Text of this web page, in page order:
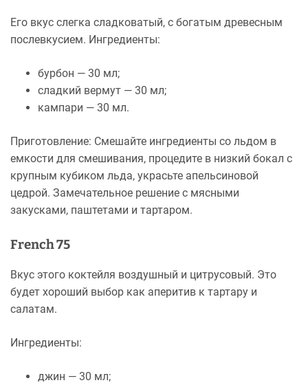
Его вкус слегка сладковатый, с богатым древесным
послевкусием. Ингредиенты:
бурбон — 30 мл;
сладкий вермут — 30 мл;
кампари — 30 мл.
Приготовление: Смешайте ингредиенты со льдом в
емкости для смешивания, процедите в низкий бокал с
крупным кубиком льда, украсьте апельсиновой
цедрой. Замечательное решение с мясными
закусками, паштетами и тартаром.
French 75
Вкус этого коктейля воздушный и цитрусовый. Это
будет хороший выбор как аперитив к тартару и
салатам.
Ингредиенты:
джин — 30 мл;